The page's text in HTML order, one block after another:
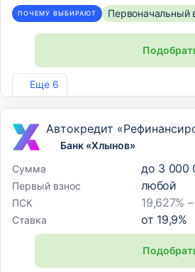
Еще 6
ПОЧЕМУ ВЫБИРАЮТ Первоначальный
Лиц. №354
Автокредит
Банк «Хлынов»
Сумма
до 3 000
Первый взнос любой
ПСК 19,627%
Ставка от 19,9%